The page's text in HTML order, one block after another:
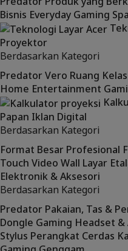
Bisnis Everyday Gaming
Proyektor
Berdasarkan Kategori
Predator Vero Ruang Kelas
Home Entertainment
Papan Iklan Digital
Berdasarkan Kategori
Format Besar Profesional
Touch Video Wall Layar
Elektronik & Aksesori
Berdasarkan Kategori
Predator Pakaian, Tas &
Dongle Gaming Headset &
Stylus Perangkat Cerdas